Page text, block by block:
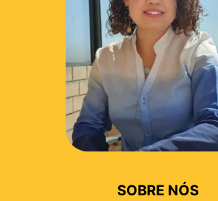
SOBRE NÓS